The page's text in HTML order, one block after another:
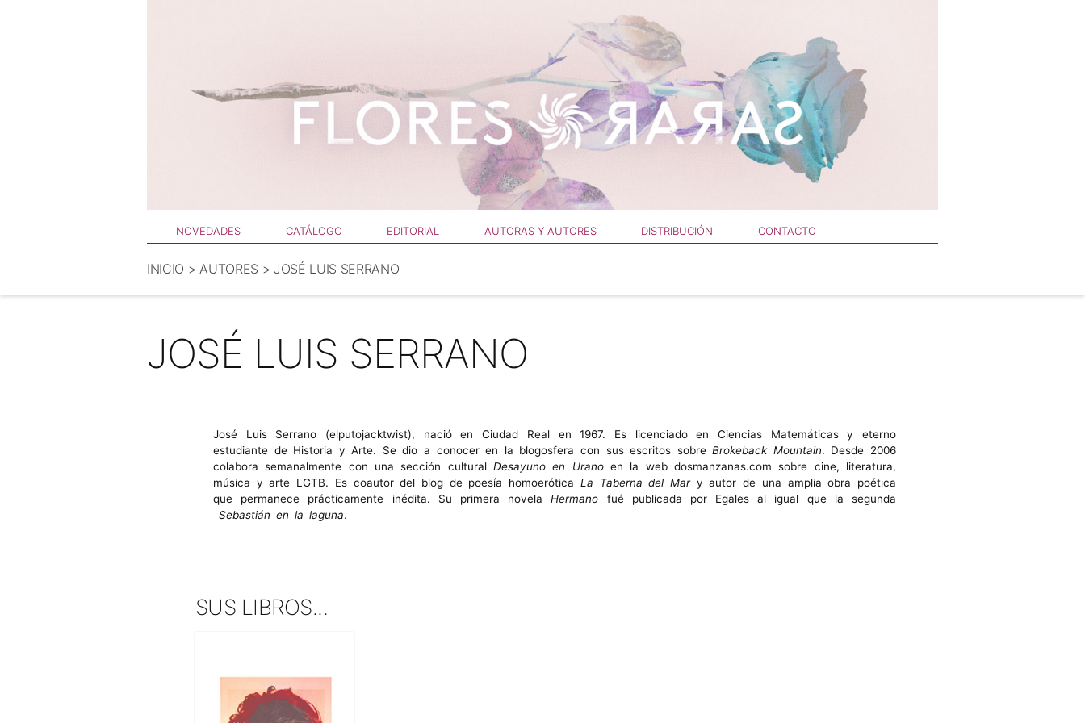
NOVEDADES CATÁLOGO EDITORIAL AUTORAS Y AUTORES DISTRIBUCIÓN CONTACTO
INICIO >AUTORES > JOSÉ LUIS SERRANO
JOSÉ LUIS SERRANO
José Luis Serrano (elputojacktwist), nació en Ciudad Real en 1967. Es licenciado en Ciencias Matemáticas y eterno
estudiante de Historia y Arte. Se dio a conocer en la blogosfera con sus escritos sobreBrokeback Mountain. Desde 2006
colabora semanalmente con una sección cultural Desayuno en Uranoen la web dosmanzanas.com sobre cine, literatura,
música y arte LGTB. Es coautor del blog de poesía homoerótica La Taberna del Mary autor de una amplia obra poética
que permanece prácticamente inédita. Su primera novelaHermano fué publicada por Egales al igual que la segunda
Sebastián en la laguna.
SUS LIBROS...